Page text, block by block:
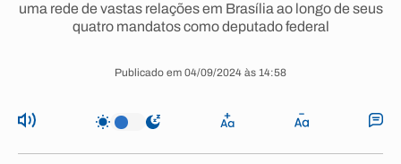
uma rede de vastas relações em Brasília ao longo de seus
quatro mandatos como deputado federal
Publicado em 04/09/2024 às 14:58